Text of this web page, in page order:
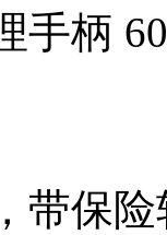
手柄
带保